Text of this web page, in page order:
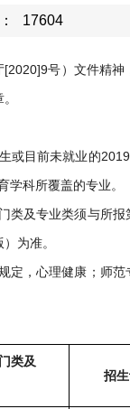
17604
号）文件精
或目前未就业的
学科所覆盖的专业。
类及专业类须与所
为准。
，心理健康；师范
类及
招